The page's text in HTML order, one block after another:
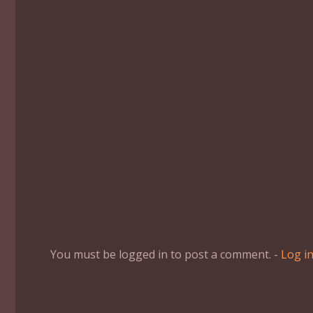
You must be logged in to post a comment. - Log in